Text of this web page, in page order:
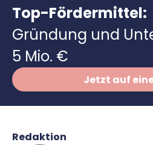
Deals
Top-Fördermittel:
Gründung und
5 Mio. €
Jetzt auf
Redaktion